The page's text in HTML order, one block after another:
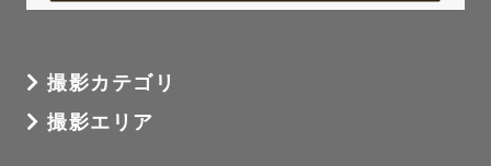
撮影カテゴリ
撮影エリア